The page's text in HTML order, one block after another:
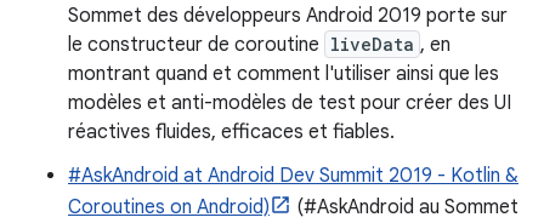
Sommet des développeurs Android 2019 porte sur
le constructeur de coroutine liveData , en
montrant quand et comment l'utiliser ainsi que les
modèles et anti-modèles de test pour créer des UI
réactives fluides, efficaces et fiables.
#AskAndroid at Android Dev Summit 2019 - Kotlin &
Coroutines on Android)
(#AskAndroid au Sommet